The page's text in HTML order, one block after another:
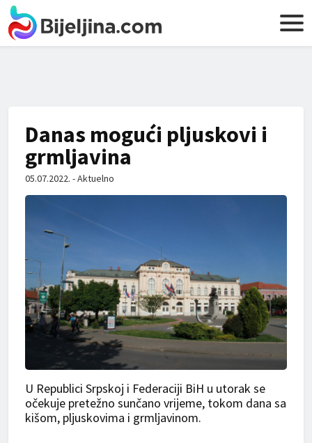
Danas mogući pljuskovi i
grmljavina
05.07.2022. - Aktuelno
U Republici Srpskoj i Federaciji BiH u utorak se
očekuje pretežno sunčano vrijeme, tokom dana sa
kišom, pljuskovima i grmljavinom.